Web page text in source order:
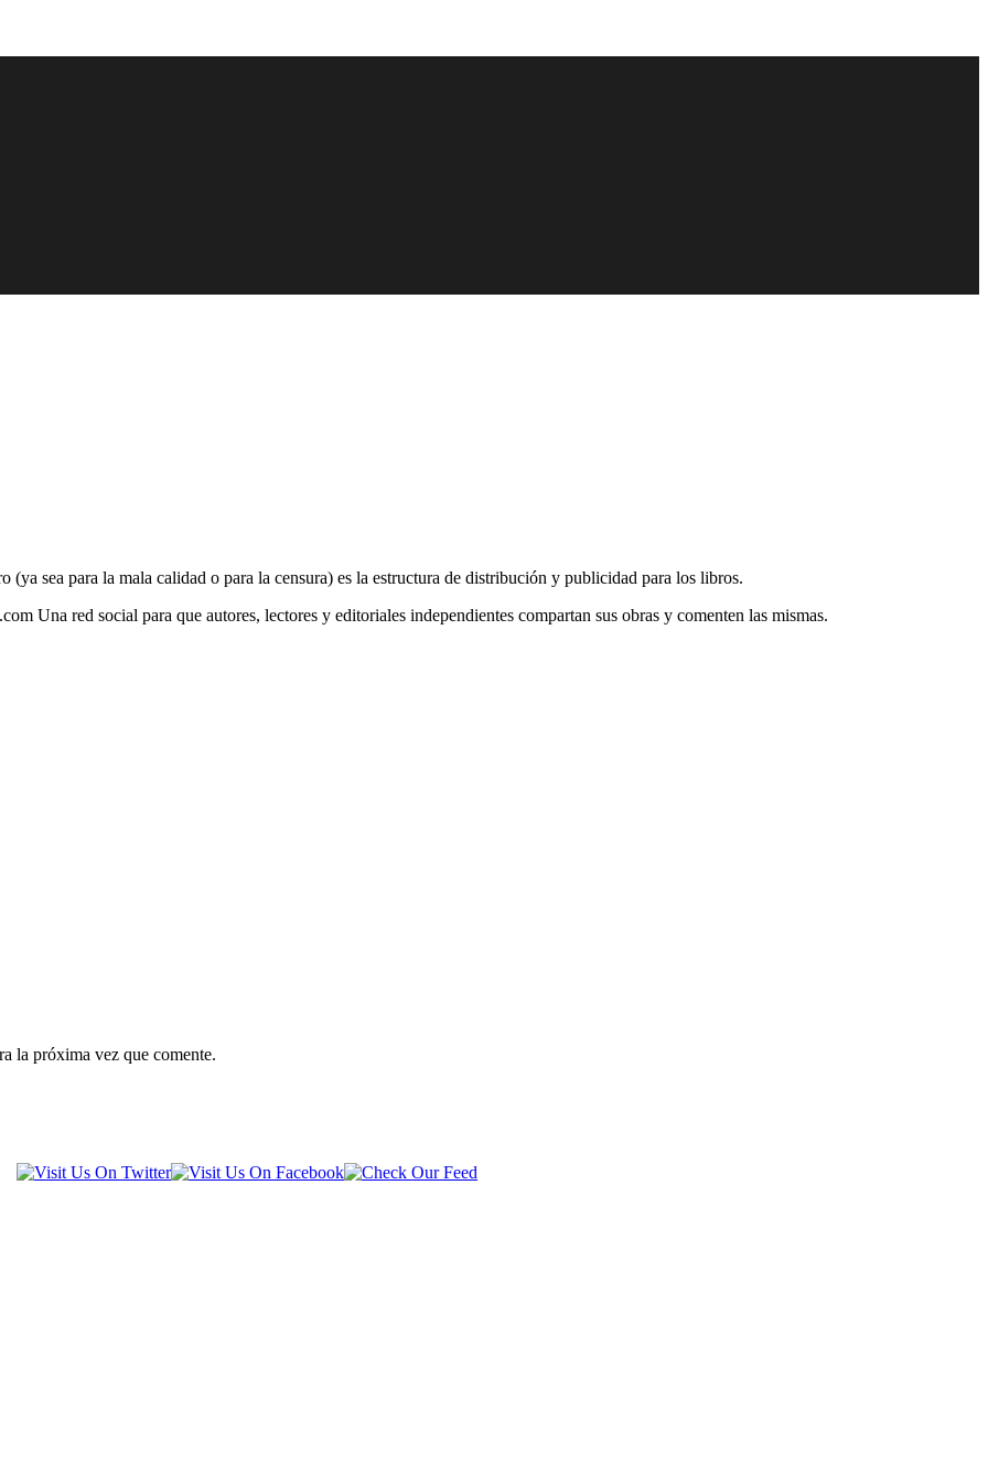
(ya sea para la mala calidad o para la censura) es la estructura de distribución y publicidad para los libros.
Una red social para que autores, lectores y editoriales independientes compartan sus obras y comenten las mismas.
la próxima vez que comente.